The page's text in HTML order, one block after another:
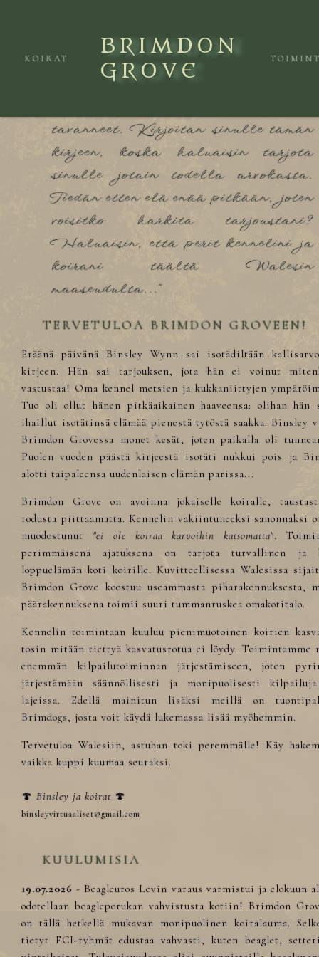
KOIRAT
BRIMDON
GROVE
"Rakas Binsley, siitä on niin
tavanneet. Kirjoitan sinulle tämän
kirjeen, koska haluaisin tarjota
sinulle jotain todella arvokasta.
Tiedän etten elä enää pitkään, joten
voisitko harkita tarjoustani?
Haluaisin, että perit kennelini ja
koirani täältä Walesin
maaseudulta..."
TERVETULOA BRIMDON GROVEEN!
Eräänä päivänä Binsley Wynn sai isotädiltään
kirjeen. Hän sai tarjouksen, jota hän ei voinut
vastustaa! Oma kennel metsien ja kukkaniittyjen
Tuo oli ollut hänen pitkäaikainen haaveensa: olihan hän
ihaillut isotätinsä elämää pienestä tytöstä saakka. Binsley
Brimdon Grovessa monet kesät, joten paikalla oli
Puolen vuoden päästä kirjeestä isotäti nukkui pois ja
alotti taipaleensa uudenlaisen elämän parissa...
Brimdon Grove on avoinna jokaiselle koiralle,
rodusta piittaamatta. Kennelin vakiintuneeksi sanonnaksi
muodostunut "ei ole koiraa karvoihin katsomatta".
perimmäisenä ajatuksena on tarjota turvallinen ja
loppuelämän koti koirille. Kuvitteellisessa Walesissa
Brimdon Grove koostuu useammasta piharakennuksesta,
päärakennuksena toimii suuri tummanruskea omakotitalo.
Kennelin toimintaan kuuluu pienimuotoinen koirien
tosin mitään tiettyä kasvatusrotua ei löydy. Toimintamme
enemmän kilpailutoiminnan järjestämiseen, joten
järjestämään säännöllisesti ja monipuolisesti
lajeissa. Edellä mainitun lisäksi meillä on
Brimdogs, josta voit käydä lukemassa lisää myöhemmin.
Tervetuloa Walesiin, astuhan toki peremmälle! Käy
vaikka kuppi kuumaa seuraksi.
🍄 Binsley ja koirat 🍄
binsleyvirtuaaliset@gmail.com
KUULUMISIA
19.07.2026 - Beagleuros Levin varaus varmistui ja elokuun
odotellaan beagleporukan vahvistusta kotiin! Brimdon
on tällä hetkellä mukavan monipuolinen koiralauma.
tietyt FCI-ryhmät edustaa vahvasti, kuten beaglet,